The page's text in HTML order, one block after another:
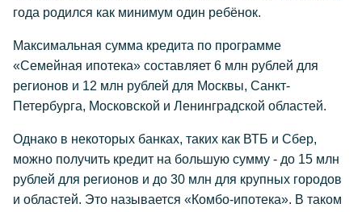
года родился как минимум один ребёнок.
Максимальная сумма кредита по программе
«Семейная ипотека» составляет 6 млн рублей для
регионов и 12 млн рублей для Москвы, Санкт-
Петербурга, Московской и Ленинградской областей.
Однако в некоторых банках, таких как ВТБ и Сбер,
можно получить кредит на большую сумму - до 15 млн
рублей для регионов и до 30 млн для крупных городов
и областей. Это называется «Комбо-ипотека». В таком